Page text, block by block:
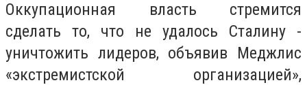
Оккупационная власть стремится
сделать то, что не удалось Сталину -
уничтожить лидеров, объявив Меджлис
«экстремистской организацией»,